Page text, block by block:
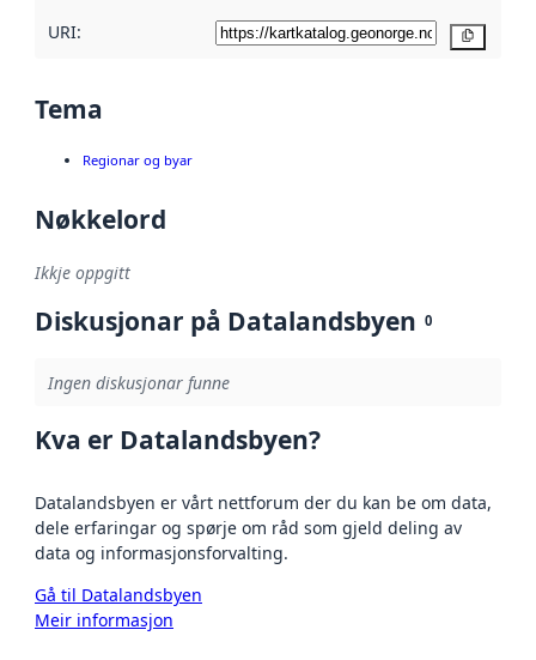
URI:
Tema
Regionar og byar
Nøkkelord
Ikkje oppgitt
Diskusjonar på Datalandsbyen 0
Ingen diskusjonar funne
Kva er Datalandsbyen?
Datalandsbyen er vårt nettforum der du kan be om data,
dele erfaringar og spørje om råd som gjeld deling av
data og informasjonsforvalting.
Gå til Datalandsbyen
Meir informasjon